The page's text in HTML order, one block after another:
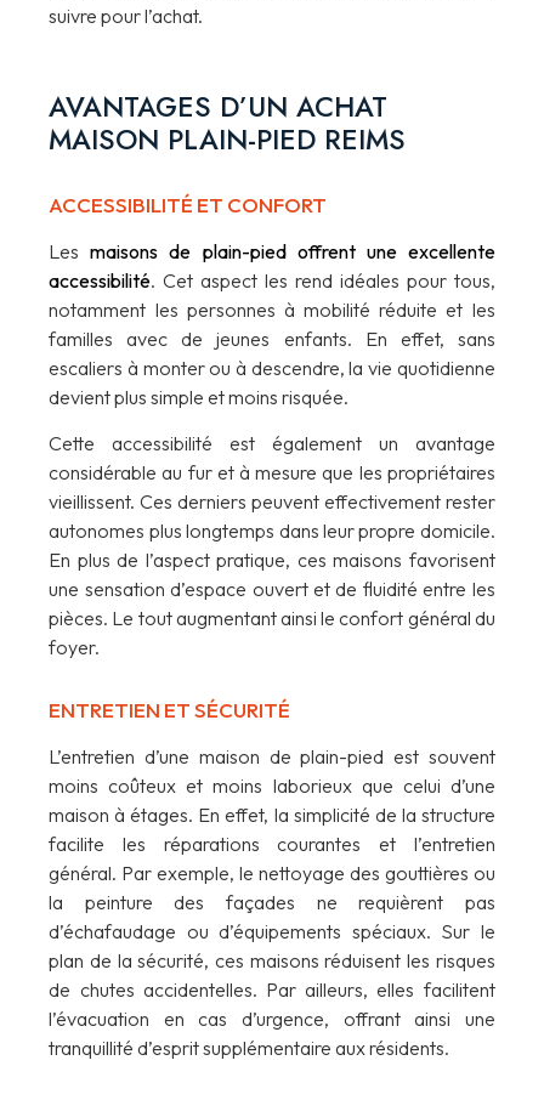
suivre pour l’achat.
AVANTAGES D’UN ACHAT
MAISON PLAIN-PIED REIMS
ACCESSIBILITÉ ET CONFORT
Lesmaisons de plain-pied offrent une excellente
accessibilité. Cet aspect les rend idéales pour tous,
notamment les personnes à mobilité réduite et les
familles avec de jeunes enfants. En effet, sans
escaliers à monter ou à descendre, la vie quotidienne
devient plus simple et moins risquée.
Cette accessibilité est également un avantage
considérable au fur et à mesure que les propriétaires
vieillissent. Ces derniers peuvent effectivement rester
autonomes plus longtemps dans leur propre domicile.
En plus de l’aspect pratique, ces maisons favorisent
une sensation d’espace ouvert et de fluidité entre les
pièces. Le tout augmentant ainsi le confort général du
foyer.
ENTRETIEN ET SÉCURITÉ
L’entretien d’une maison de plain-pied est souvent
moins coûteux et moins laborieux que celui d’une
maison à étages. En effet, la simplicité de la structure
facilite les réparations courantes et l’entretien
général. Par exemple, le nettoyage des gouttières ou
la peinture des façades ne requièrent pas
d’échafaudage ou d’équipements spéciaux. Sur le
plan de la sécurité, ces maisons réduisent les risques
de chutes accidentelles. Par ailleurs, elles facilitent
l’évacuation en cas d’urgence, offrant ainsi une
tranquillité d’esprit supplémentaire aux résidents.